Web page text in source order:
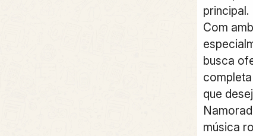
principal.
Com
busca
que
música